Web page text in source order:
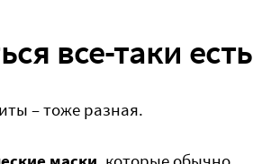
все-таки есть
– тоже разная.